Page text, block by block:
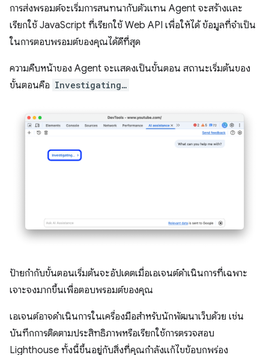
การส่งพรอมต์จะเริ่มการสนทนากับตัวแทน Agent จะสร้างและ
เรียกใช้ JavaScript ที่เรียกใช้ Web API เพื่อให้ได้ ข้อมูลที่จำเป็น
ในการตอบพรอมต์ของคุณได้ดีที่สุด
ความคืบหน้าของ Agent จะแสดงเป็นขั้นตอน สถานะเริ่มต้นของ
ขั้นตอนคือ Investigating…
ป้ายกำกับขั้นตอนเริ่มต้นจะอัปเดตเมื่อเอเจนต์ดำเนินการที่เฉพาะ
เจาะจงมากขึ้นเพื่อตอบพรอมต์ของคุณ
เอเจนต์อาจดำเนินการในเครื่องมือสำหรับนักพัฒนาเว็บด้วย เช่น
บันทึกการติดตามประสิทธิภาพหรือเรียกใช้การตรวจสอบ
Lighthouse ทั้งนี้ขึ้นอยู่กับสิ่งที่คุณกำลังแก้ไขข้อบกพร่อง